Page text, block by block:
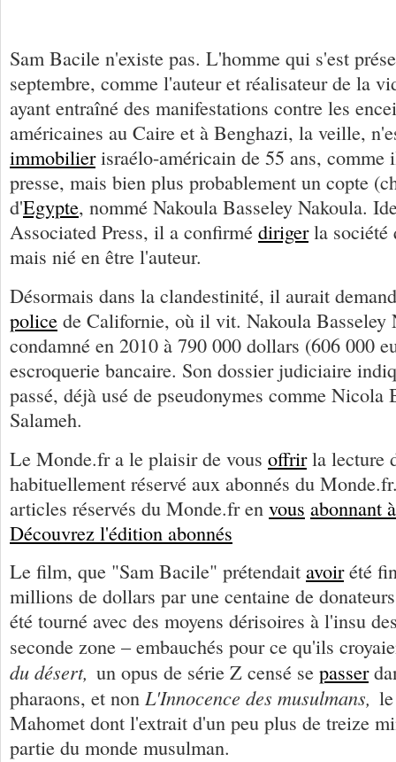
Sam Bacile n'existe pas. L'homme qui s'est
septembre, comme l'auteur et réalisateur de la
ayant entraîné des manifestations contre les
américaines au Caire et à Benghazi, la veille,
immobilierisraélo-américain de 55 ans, comme
presse, mais bien plus probablement un copte
d'Egypte, nommé Nakoula Basseley Nakoula.
Associated Press, il a confirmé dirigerla société
mais nié en être l'auteur.
Désormais dans la clandestinité, il aurait
police de Californie, où il vit. Nakoula Basseley
condamné en 2010 à 790 000 dollars (606 000
escroquerie bancaire. Son dossier judiciaire
passé, déjà usé de pseudonymes comme
Salameh.
Le Monde.fr a le plaisir de vous offrirla lecture
habituellement réservé aux abonnés du
articles réservés du Monde.fr en vous abonnant
Découvrez l'édition abonnés
Le film, que "Sam Bacile" prétendait avoirété
millions de dollars par une centaine de
été tourné avec des moyens dérisoires à l'insu
seconde zone – embauchés pour ce qu'ils
du désert, un opus de série Z censé se passer
pharaons, et non L'Innocence des musulmans,
Mahomet dont l'extrait d'un peu plus de treize
partie du monde musulman.